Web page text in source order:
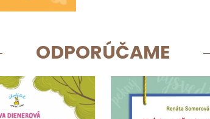
ODPORÚČAME